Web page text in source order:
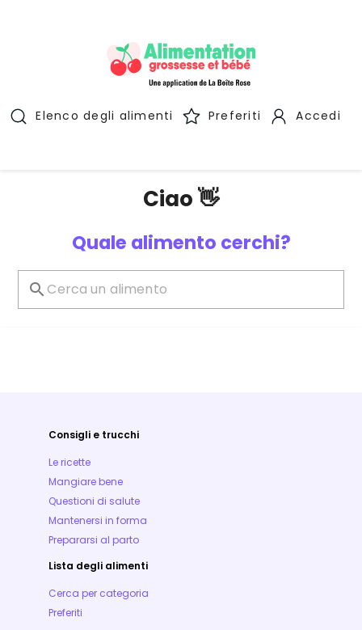
Elenco degli alimenti Preferiti Accedi
Ciao 👋
Quale alimento cerchi?
Consigli e trucchi
Le ricette
Mangiare bene
Questioni di salute
Mantenersi in forma
Prepararsi al parto
Lista degli alimenti
Cerca per categoria
Preferiti